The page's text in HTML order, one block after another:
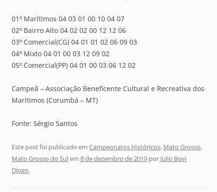
01º Marítimos 04 03 01 00 10 04 07
02º Bairro Alto 04 02 02 00 12 12 06
03º Comercial(CG) 04 01 01 02 06 09 03
04º Mixto 04 01 00 03 12 09 02
05º Comercial(PP) 04 01 00 03 06 12 02
Campeã – Associação Beneficente Cultural e Recreativa dos
Marítimos (Corumbá – MT)
Fonte: Sérgio Santos
Este post foi publicado em Campeonatos Históricos, Mato Grosso,
Mato Grosso do Sulem 8 de dezembro de 2019 por Julio Bovi
Diogo.